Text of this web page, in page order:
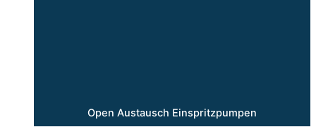
Open Austausch Einspritzpumpen